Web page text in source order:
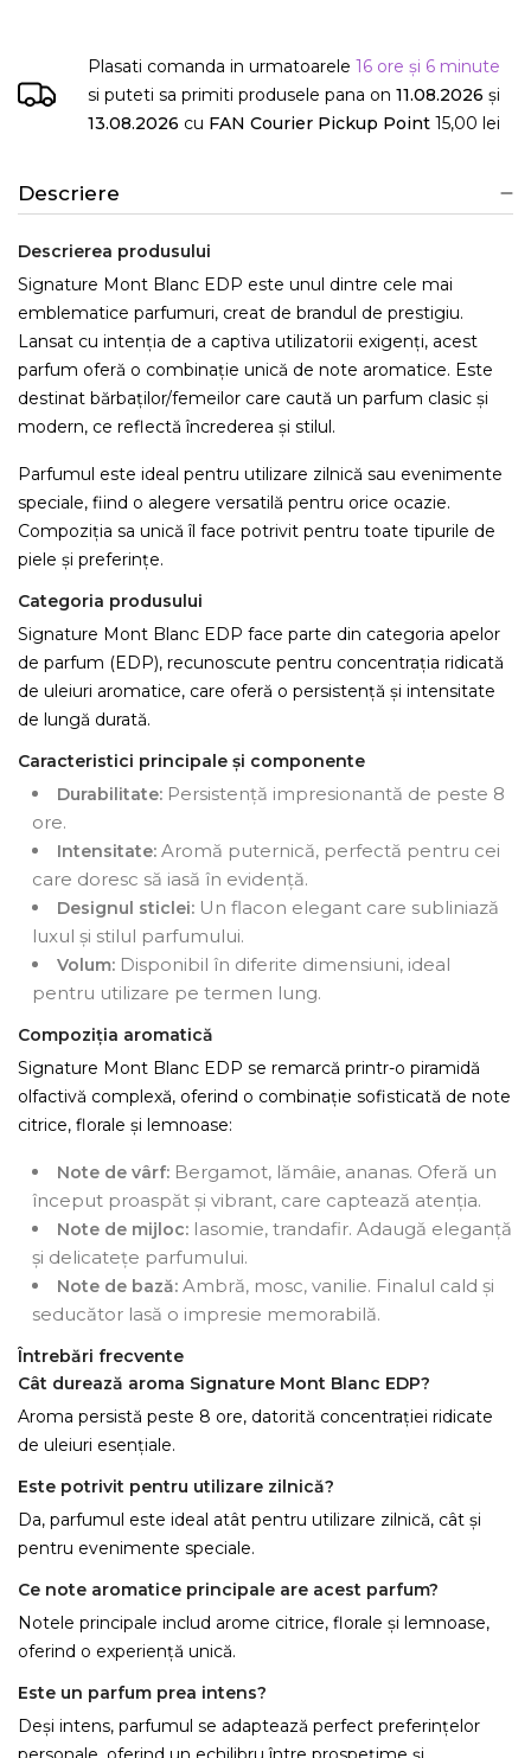
Plasati comanda in urmatoarele 16 ore și 6 minute
si puteti sa primiti produsele pana on 11.08.2026 și
13.08.2026 cu FAN Courier Pickup Point 15,00 lei
Descriere
Descrierea produsului
Signature Mont Blanc EDP este unul dintre cele mai
emblematice parfumuri, creat de brandul de prestigiu.
Lansat cu intenția de a captiva utilizatorii exigenți, acest
parfum oferă o combinație unică de note aromatice. Este
destinat bărbaților/femeilor care caută un parfum clasic și
modern, ce reflectă încrederea și stilul.
Parfumul este ideal pentru utilizare zilnică sau evenimente
speciale, fiind o alegere versatilă pentru orice ocazie.
Compoziția sa unică îl face potrivit pentru toate tipurile de
piele și preferințe.
Categoria produsului
Signature Mont Blanc EDP face parte din categoria apelor
de parfum (EDP), recunoscute pentru concentrația ridicată
de uleiuri aromatice, care oferă o persistență și intensitate
de lungă durată.
Caracteristici principale și componente
Durabilitate: Persistență impresionantă de peste 8
ore.
Intensitate: Aromă puternică, perfectă pentru cei
care doresc să iasă în evidență.
Designul sticlei: Un flacon elegant care subliniază
luxul și stilul parfumului.
Volum: Disponibil în diferite dimensiuni, ideal
pentru utilizare pe termen lung.
Compoziția aromatică
Signature Mont Blanc EDP se remarcă printr-o piramidă
olfactivă complexă, oferind o combinație sofisticată de note
citrice, florale și lemnoase:
Note de vârf: Bergamot, lămâie, ananas. Oferă un
început proaspăt și vibrant, care captează atenția.
Note de mijloc: Iasomie, trandafir. Adaugă eleganță
și delicatețe parfumului.
Note de bază: Ambră, mosc, vanilie. Finalul cald și
seducător lasă o impresie memorabilă.
Întrebări frecvente
Cât durează aroma Signature Mont Blanc EDP?
Aroma persistă peste 8 ore, datorită concentrației ridicate
de uleiuri esențiale.
Este potrivit pentru utilizare zilnică?
Da, parfumul este ideal atât pentru utilizare zilnică, cât și
pentru evenimente speciale.
Ce note aromatice principale are acest parfum?
Notele principale includ arome citrice, florale și lemnoase,
oferind o experiență unică.
Este un parfum prea intens?
Deși intens, parfumul se adaptează perfect preferințelor